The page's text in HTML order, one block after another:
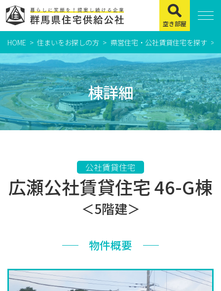
住まいをお探しの方
県営住宅
公社賃貸住宅
緊急通報システムについて
市営・町営住宅
賃貸店舗・事務所
よくある質問
ぐんま住まいの
現在お住まい
公社に
採用
入札
空き部屋
HOME 住まいをお探しの方 県営住宅・公社賃貸住宅を探す
棟詳細
公社賃貸住宅
広瀬公社賃貸住宅 46-G棟
＜5階建＞
物件概要